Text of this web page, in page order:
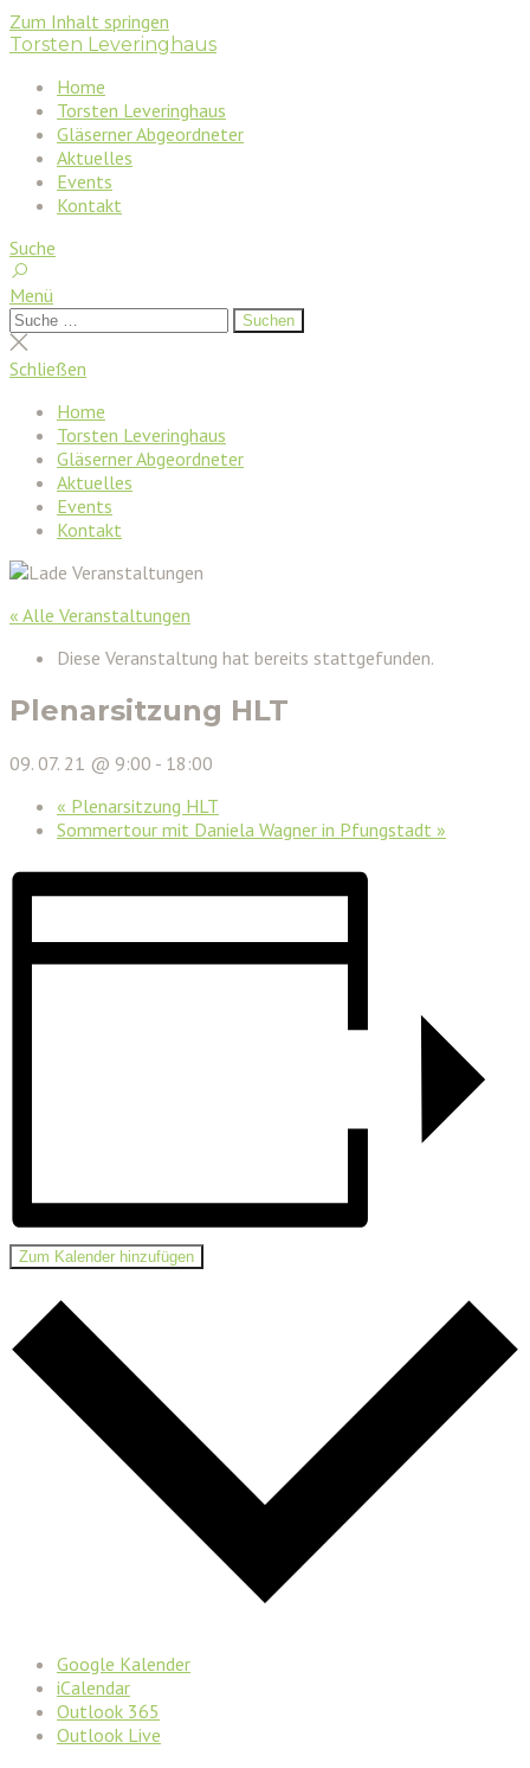
Zum Inhalt springen
Torsten Leveringhaus
Home
Torsten Leveringhaus
Gläserner Abgeordneter
Aktuelles
Events
Kontakt
Suche
Menü
Suchen
nach:
Suchen
Suche
schließen
Schließen
Home
Torsten Leveringhaus
Gläserner Abgeordneter
Aktuelles
Events
Kontakt
« Alle Veranstaltungen
Diese Veranstaltung hat bereits stattgefunden.
Plenarsitzung HLT
09. 07. 21 @ 9:00 - 18:00
« Plenarsitzung HLT
Sommertour mit Daniela Wagner in Pfungstadt »
Zum Kalender hinzufügen
Google Kalender
iCalendar
Outlook 365
Outlook Live